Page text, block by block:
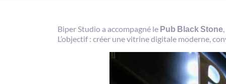
Biper Studio a accompagné le Pub Black Stone
L’objectif : créer une vitrine digitale moderne,